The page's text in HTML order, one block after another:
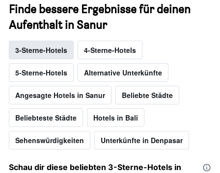
Finde bessere Ergebnisse für deinen
Aufenthalt in Sanur
3-Sterne-Hotels 4-Sterne-Hotels
5-Sterne-Hotels Alternative Unterkünfte
Angesagte Hotels in Sanur Beliebte Städte
Beliebteste Städte Hotels in Bali
Sehenswürdigkeiten Unterkünfte in Denpasar
Schau dir diese beliebten 3-Sterne-Hotels in